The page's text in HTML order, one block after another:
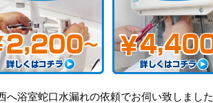
へ浴室蛇口水漏れの依頼でお伺い致しました